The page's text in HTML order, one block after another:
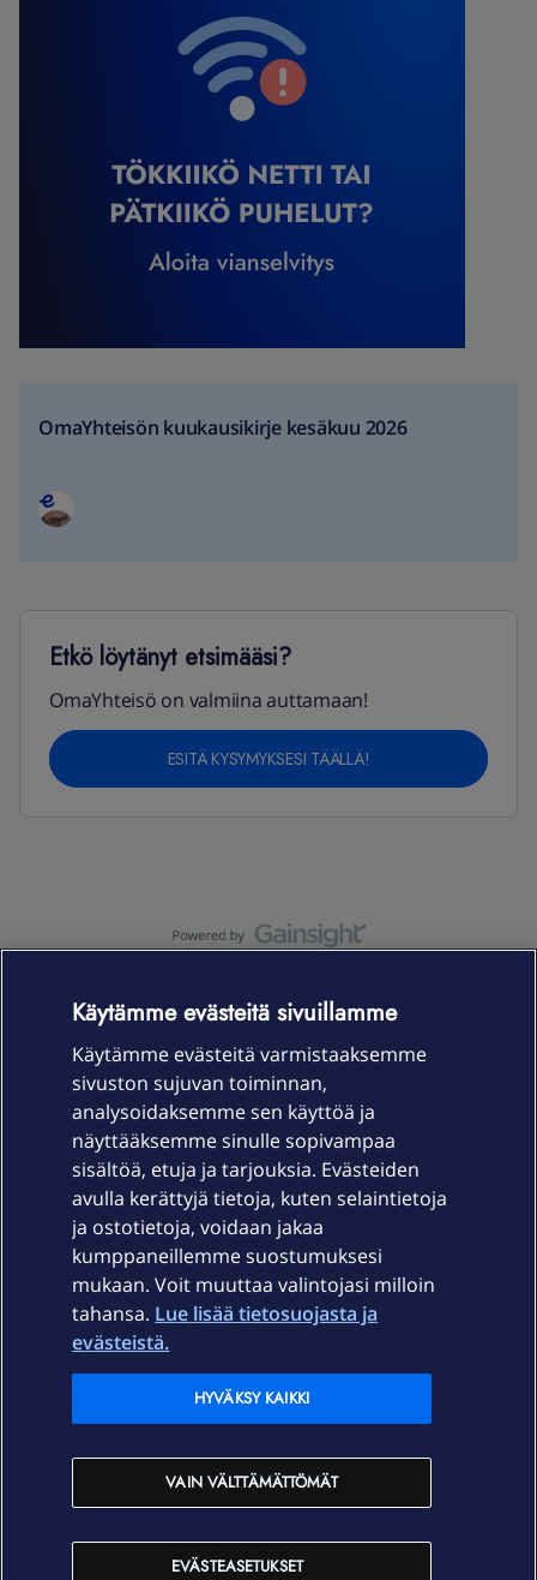
OmaYhteisön kuukausikirje kesäkuu 2026
Etkö löytänyt etsimääsi?
OmaYhteisö on valmiina auttamaan!
ESITÄ KYSYMYKSESI TÄÄLLÄ!
Laitteet & liittymät
Palvelut
Ajankohtaista
Elisa Oyj
In English
Käytämme evästeitä sivuillamme
Käytämme evästeitä varmistaaksemme
sivuston sujuvan toiminnan,
analysoidaksemme sen käyttöä ja
näyttääksemme sinulle sopivampaa
sisältöä, etuja ja tarjouksia. Evästeiden
avulla kerättyjä tietoja, kuten selaintietoja
ja ostotietoja, voidaan jakaa
kumppaneillemme suostumuksesi
mukaan. Voit muuttaa valintojasi milloin
tahansa. Lue lisää tietosuojasta ja
evästeistä.
EVÄSTEASETUKSET
VAIN VÄLTTÄMÄTTÖMÄT
HYVÄKSY KAIKKI